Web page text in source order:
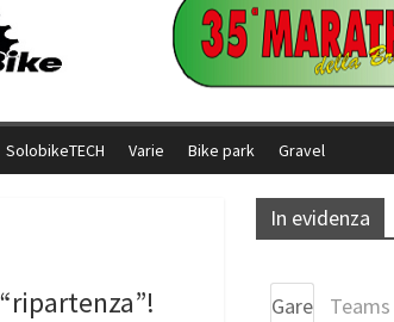
SolobikeTECH Varie Bike park Gravel
In evidenza
Gare Teams